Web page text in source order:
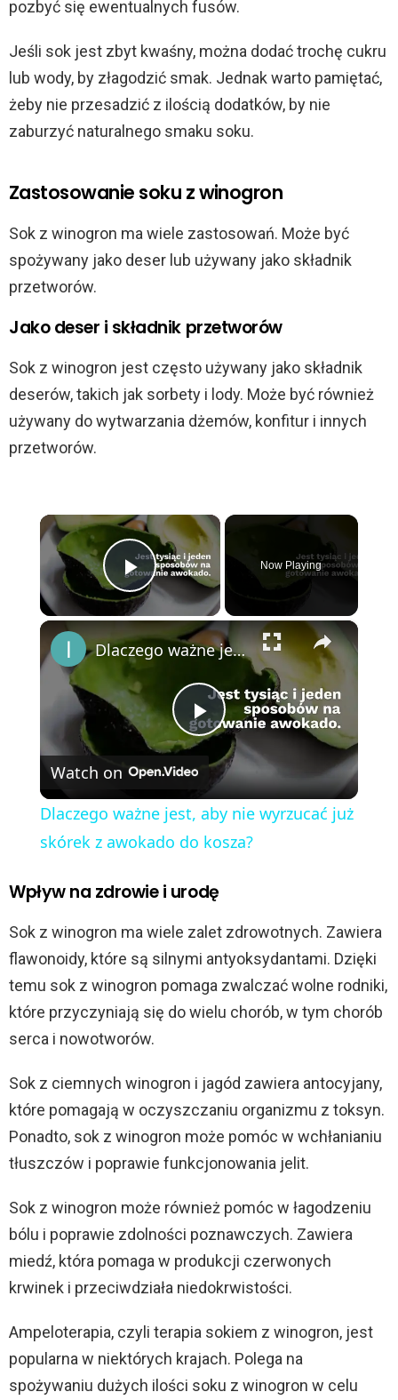
pozbyć się ewentualnych fusów.
Jeśli sok jest zbyt kwaśny, można dodać trochę cukru
lub wody, by złagodzić smak. Jednak warto pamiętać,
żeby nie przesadzić z ilością dodatków, by nie
zaburzyć naturalnego smaku soku.
Zastosowanie soku z winogron
Sok z winogron ma wiele zastosowań. Może być
spożywany jako deser lub używany jako składnik
przetworów.
Jako deser i składnik przetworów
Sok z winogron jest często używany jako składnik
deserów, takich jak sorbety i lody. Może być również
używany do wytwarzania dżemów, konfitur i innych
przetworów.
×
Play Video
Now Playing
×
P
l
a
y
V
i
e
o
Dlaczego ważne jest, aby nie wyrzucać już skórek z awokado do kosza?
Watch on
Dlaczego ważne jest, aby nie wyrzucać już
skórek z awokado do kosza?
Wpływ na zdrowie i urodę
Sok z winogron ma wiele zalet zdrowotnych. Zawiera
flawonoidy, które są silnymi antyoksydantami. Dzięki
temu sok z winogron pomaga zwalczać wolne rodniki,
które przyczyniają się do wielu chorób, w tym chorób
serca i nowotworów.
Sok z ciemnych winogron i jagód zawiera antocyjany,
które pomagają w oczyszczaniu organizmu z toksyn.
Ponadto, sok z winogron może pomóc w wchłanianiu
tłuszczów i poprawie funkcjonowania jelit.
Sok z winogron może również pomóc w łagodzeniu
bólu i poprawie zdolności poznawczych. Zawiera
miedź, która pomaga w produkcji czerwonych
krwinek i przeciwdziała niedokrwistości.
Ampeloterapia, czyli terapia sokiem z winogron, jest
popularna w niektórych krajach. Polega na
spożywaniu dużych ilości soku z winogron w celu